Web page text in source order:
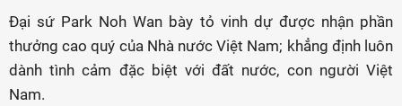
Đại sứ Park Noh Wan bày tỏ vinh dự được nhận phần
thưởng cao quý của Nhà nước Việt Nam; khẳng định luôn
dành tình cảm đặc biệt với đất nước, con người Việt
Nam.